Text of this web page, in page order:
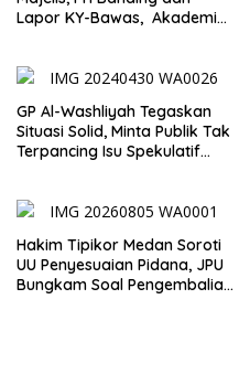
Lapor KY-Bawas, Akademisi:
Kehakiman
GP Al-Washliyah Tegaskan
Situasi Solid, Minta Publik Tak
Terpancing Isu Spekulatif
Hakim Tipikor Medan Soroti
UU Penyesuaian Pidana, JPU
Bungkam Soal Pengembalian